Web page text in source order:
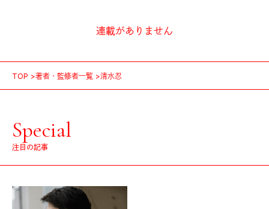
連載がありません
TOP 著者・監修者一覧 清水忍
Special
注目の記事